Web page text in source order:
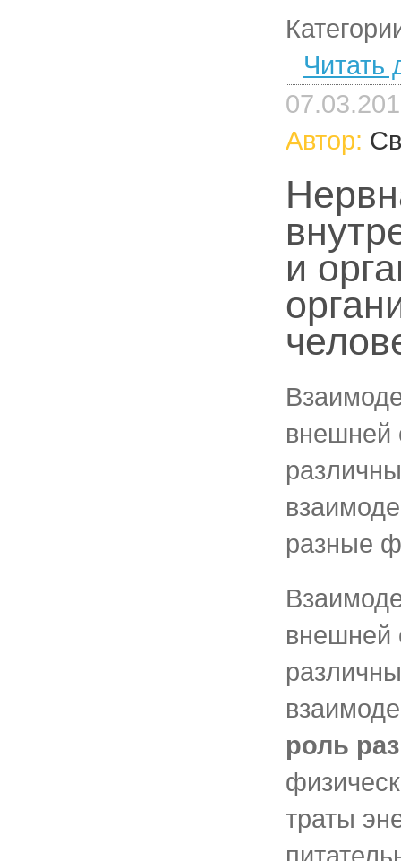
Читать
Автор:
и
внешней
разные
внешней
роль
траты